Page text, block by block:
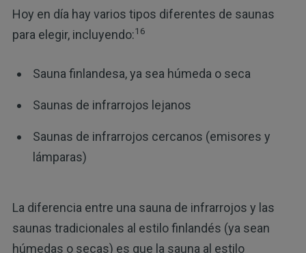
Hoy en día hay varios tipos diferentes de saunas
para elegir, incluyendo:16
Sauna finlandesa, ya sea húmeda o seca
Saunas de infrarrojos lejanos
Saunas de infrarrojos cercanos (emisores y
lámparas)
La diferencia entre una sauna de infrarrojos y las
saunas tradicionales al estilo finlandés (ya sean
húmedas o secas) es que la sauna al estilo